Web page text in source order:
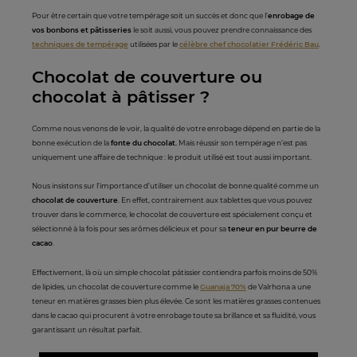
Pour être certain que votre tempérage soit un succès et donc que l’enrobage de
vos bonbons et pâtisseriesle soit aussi, vous pouvez prendre connaissance des
techniques de tempérage utilisées par lecélèbre chef chocolatier Frédéric Bau.
Chocolat de couverture ou
chocolat à pâtisser ?
Comme nous venons de le voir, la qualité de votre enrobage dépend en partie de la
bonne exécution de lafonte du chocolat. Mais réussir son tempérage n’est pas
uniquement une affaire de technique : le produit utilisé est tout aussi important.
Nous insistons sur l’importance d’utiliser un chocolat de bonne qualité comme un
chocolat de couverture. En effet, contrairement aux tablettes que vous pouvez
trouver dans le commerce, le chocolat de couverture est spécialement conçu et
sélectionné à la fois pour ses arômes délicieux et pour sateneur en pur beurre de
cacao.
Effectivement, là où un simple chocolat pâtissier contiendra parfois moins de 50%
de lipides, un chocolat de couverture comme leGuanaja 70%de Valrhona a une
teneur en matières grasses bien plus élevée. Ce sont les matières grasses contenues
dans le cacao qui procurent à votre enrobage toute sa brillance et sa fluidité, vous
garantissant un résultat parfait.